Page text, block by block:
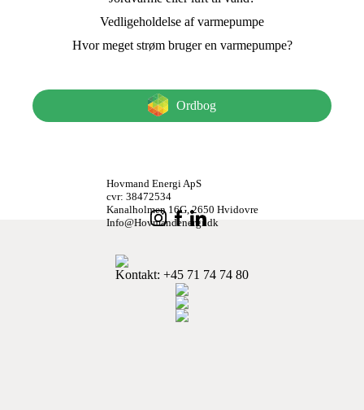
Vedligeholdelse af varmepumpe
Hvor meget strøm bruger en varmepumpe?
Ordbog
Hovmand Energi ApS
cvr: 38472534
Kanalholmen 16G, 2650 Hvidovre
Info@Hovmandenergi.dk
Kontakt: +45 71 74 74 80